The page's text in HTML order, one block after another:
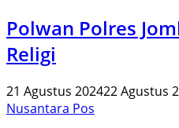
Polwan Polres
Religi
21 Agustus 202422 Agustus
Nusantara Pos